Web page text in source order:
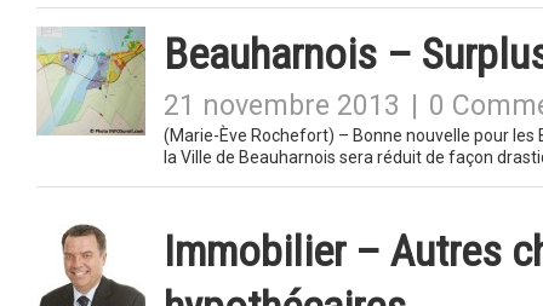
Beauharnois –
21 novembre 2013 0
(Marie-Ève Rochefort) – Bonne nouvelle pour
la Ville de Beauharnois sera réduit de façon
Immobilier – Autres